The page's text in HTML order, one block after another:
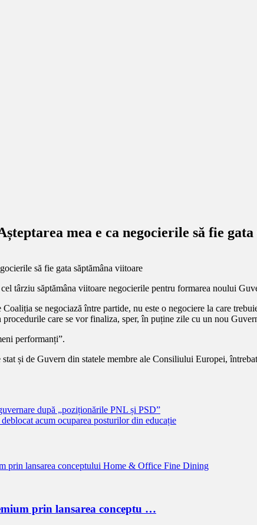
mea e ca negocierile să fie
târziu săptămâna viitoare negocierile pentru formarea noului
se negociază între partide, nu este o negociere la care
care se vor finaliza, sper, în puține zile cu un nou
performanți”.
și de Guvern din statele membre ale Consiliului Europei,
după „poziționările PNL și PSD”
acum ocuparea posturilor din educație
prin lansarea conceptu …